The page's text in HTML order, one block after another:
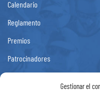
Gestionar el
Calendario
Reglamento
Premios
Patrocinadores